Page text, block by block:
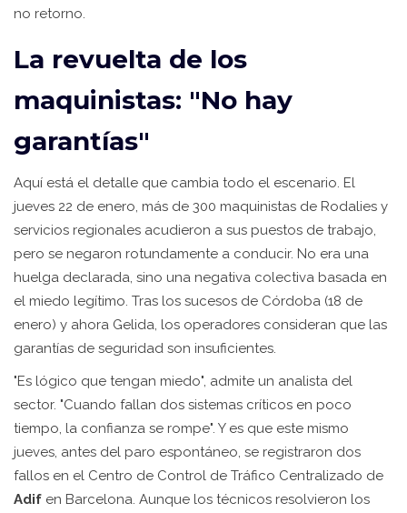
no retorno.
La revuelta de los
maquinistas: "No hay
garantías"
Aquí está el detalle que cambia todo el escenario. El
jueves 22 de enero, más de 300 maquinistas de Rodalies y
servicios regionales acudieron a sus puestos de trabajo,
pero se negaron rotundamente a conducir. No era una
huelga declarada, sino una negativa colectiva basada en
el miedo legítimo. Tras los sucesos de Córdoba (18 de
enero) y ahora Gelida, los operadores consideran que las
garantías de seguridad son insuficientes.
"Es lógico que tengan miedo", admite un analista del
sector. "Cuando fallan dos sistemas críticos en poco
tiempo, la confianza se rompe". Y es que este mismo
jueves, antes del paro espontáneo, se registraron dos
fallos en el Centro de Control de Tráfico Centralizado de
Adif en Barcelona. Aunque los técnicos resolvieron los